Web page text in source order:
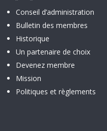
Conseil d’administration
Bulletin des membres
Historique
Un partenaire de choix
Devenez membre
Mission
Politiques et règlements